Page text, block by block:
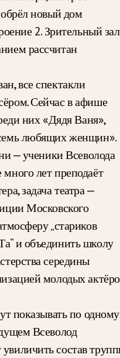
новый дом
2. Зрительный зал
рассчитан
все спектакли
Сейчас в афише
них «Дядя Ваня»,
любящих женщин».
— ученики Всеволода
лет преподаёт
задача театра —
Московского
„стариков
и объединить школу
середины
молодых
показывать по одному
Всеволод
состав